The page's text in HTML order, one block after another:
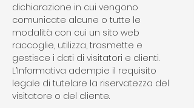
dichiarazione in cui vengono
comunicate alcune o tutte le
modalità con cui un sito web
raccoglie, utilizza, trasmette e
gestisce i dati di visitatori e clienti.
L’Informativa adempie il requisito
legale di tutelare la riservatezza del
visitatore o del cliente.